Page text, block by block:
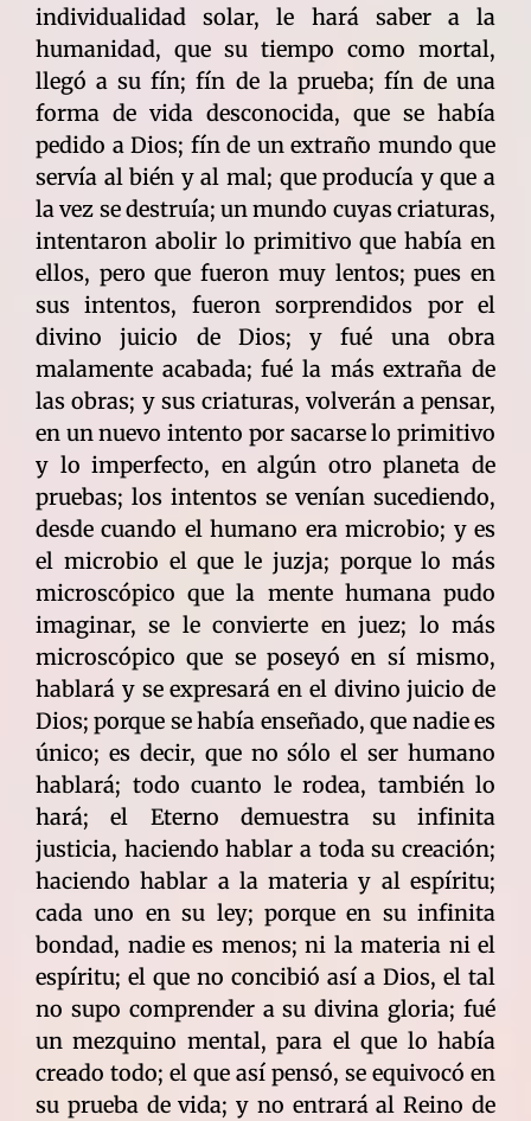
individualidad solar, le hará saber a la
humanidad, que su tiempo como mortal,
llegó a su fín; fín de la prueba; fín de una
forma de vida desconocida, que se había
pedido a Dios; fín de un extraño mundo que
servía al bién y al mal; que producía y que a
la vez se destruía; un mundo cuyas criaturas,
intentaron abolir lo primitivo que había en
ellos, pero que fueron muy lentos; pues en
sus intentos, fueron sorprendidos por el
divino juicio de Dios; y fué una obra
malamente acabada; fué la más extraña de
las obras; y sus criaturas, volverán a pensar,
en un nuevo intento por sacarse lo primitivo
y lo imperfecto, en algún otro planeta de
pruebas; los intentos se venían sucediendo,
desde cuando el humano era microbio; y es
el microbio el que le juzja; porque lo más
microscópico que la mente humana pudo
imaginar, se le convierte en juez; lo más
microscópico que se poseyó en sí mismo,
hablará y se expresará en el divino juicio de
Dios; porque se había enseñado, que nadie es
único; es decir, que no sólo el ser humano
hablará; todo cuanto le rodea, también lo
hará; el Eterno demuestra su infinita
justicia, haciendo hablar a toda su creación;
haciendo hablar a la materia y al espíritu;
cada uno en su ley; porque en su infinita
bondad, nadie es menos; ni la materia ni el
espíritu; el que no concibió así a Dios, el tal
no supo comprender a su divina gloria; fué
un mezquino mental, para el que lo había
creado todo; el que así pensó, se equivocó en
su prueba de vida; y no entrará al Reino de